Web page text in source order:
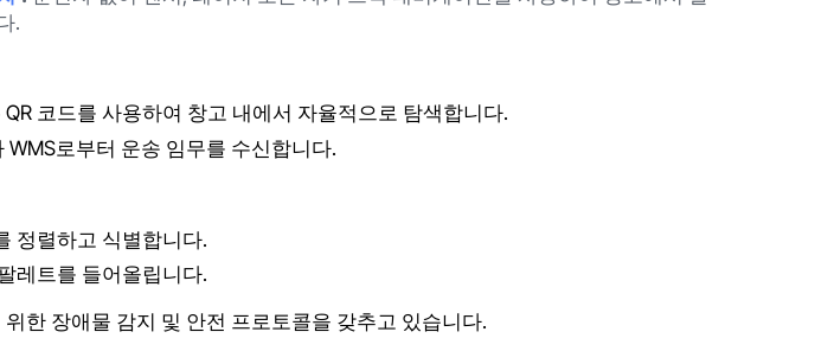
.
QR 코드를 사용하여 창고 내에서 자율적으로 탐색합니다.
WMS로부터 운송 임무를 수신합니다.
정렬하고 식별합니다.
레트를 들어올립니다.
한 장애물 감지 및 안전 프로토콜을 갖추고 있습니다.